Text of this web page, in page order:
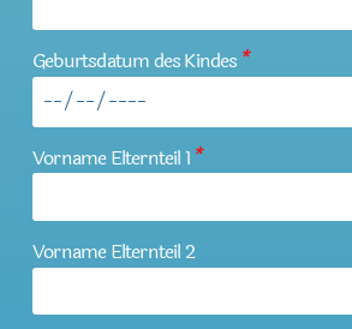
Geburtsdatum des Kindes *
Vorname Elternteil 1 *
Vorname Elternteil 2